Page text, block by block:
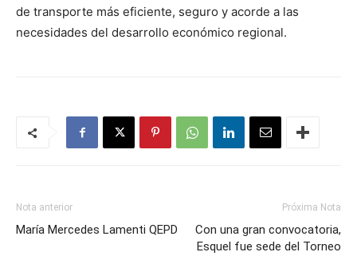
de transporte más eficiente, seguro y acorde a las
necesidades del desarrollo económico regional.
Nota anterior
María Mercedes Lamenti QEPD
Próxima Nota
Con una gran convocatoria,
Esquel fue sede del Torneo